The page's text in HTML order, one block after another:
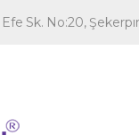
Sk. No:20,